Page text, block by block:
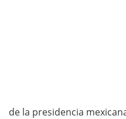
de la presidencia